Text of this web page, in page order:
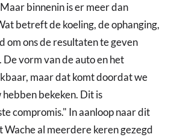
binnenin is er meer dan
betreft de koeling, de ophanging,
om ons de resultaten te geven
vorm van de auto en het
maar dat komt doordat we
bekeken. Dit is
compromis." In aanloop naar dit
Wache al meerdere keren gezegd